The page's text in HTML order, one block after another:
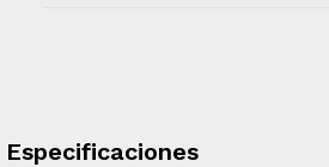
Especificaciones